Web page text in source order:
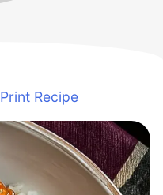
Print Recipe